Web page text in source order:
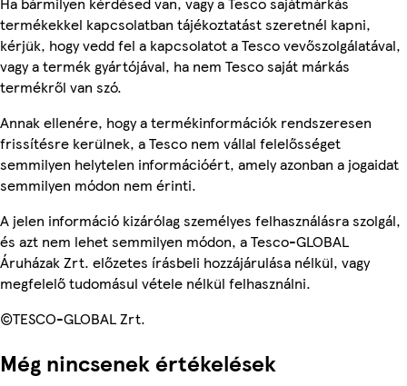
termékekkel kapcsolatban tájékoztatást szeretnél kapni,
kérjük, hogy vedd fel a kapcsolatot a Tesco vevőszolgálatával,
vagy a termék gyártójával, ha nem Tesco saját márkás
termékről van szó.
Annak ellenére, hogy a termékinformációk rendszeresen
frissítésre kerülnek, a Tesco nem vállal felelősséget
semmilyen helytelen információért, amely azonban a jogaidat
semmilyen módon nem érinti.
A jelen információ kizárólag személyes felhasználásra szolgál,
és azt nem lehet semmilyen módon, a Tesco-GLOBAL
Áruházak Zrt. előzetes írásbeli hozzájárulása nélkül, vagy
megfelelő tudomásul vétele nélkül felhasználni.
©TESCO-GLOBAL Zrt.
Még nincsenek értékelések